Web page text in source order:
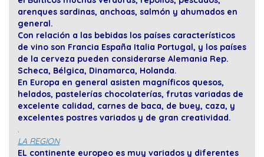
arenques sardinas, anchoas, salmón y ahumados en
general.
Con relación a las bebidas los países característicos
de vino son Francia España Italia Portugal, y los países
de la cerveza pueden considerarse Alemania Rep.
Scheca, Bélgica, Dinamarca, Holanda.
En Europa en general asisten magníficos quesos,
helados, pastelerías chocolaterías, frutas variadas de
excelente calidad, carnes de baca, de buey, caza, y
excelentes postres variados y de gran creatividad.
.
LA REGION
EL continente europeo es muy variados y diferentes